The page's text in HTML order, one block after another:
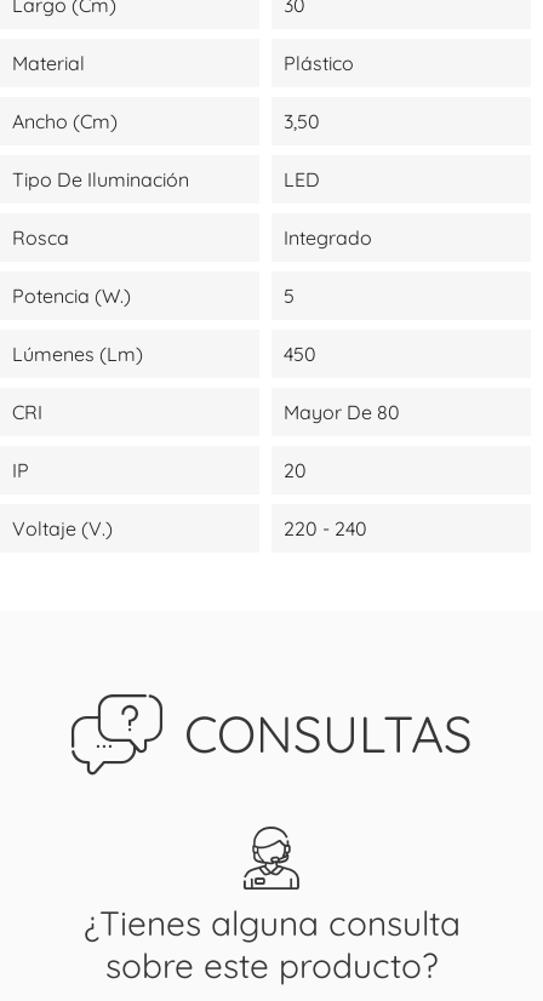
Material Plástico
Ancho (cm) 3,50
Tipo De Iluminación LED
Rosca Integrado
Potencia (W.) 5
Lúmenes (lm) 450
CRI Mayor De 80
IP 20
Voltaje (V.) 220 - 240
CONSULTAS
¿Tienes alguna consulta
sobre este producto?